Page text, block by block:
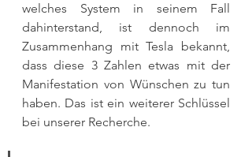
welches System in seinem Fall
dahinterstand, ist dennoch im
Zusammenhang mit Tesla bekannt,
dass diese 3 Zahlen etwas mit der
Manifestation von Wünschen zu tun
haben. Das ist ein weiterer Schlüssel
bei unserer Recherche.